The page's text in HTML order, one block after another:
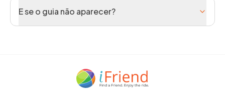
E se o guia não aparecer?